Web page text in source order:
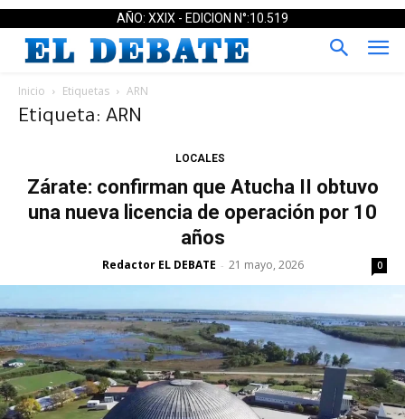
AÑO: XXIX - EDICION N°:10.519
Inicio Etiquetas ARN
Etiqueta: ARN
LOCALES
Zárate: confirman que Atucha II obtuvo
una nueva licencia de operación por 10
años
Redactor EL DEBATE - 21 mayo, 2026 0